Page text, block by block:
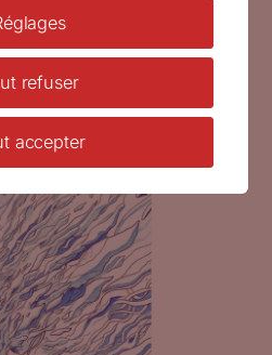
Moulins à vent,
perdue, 70 x 100
refuser
accepter